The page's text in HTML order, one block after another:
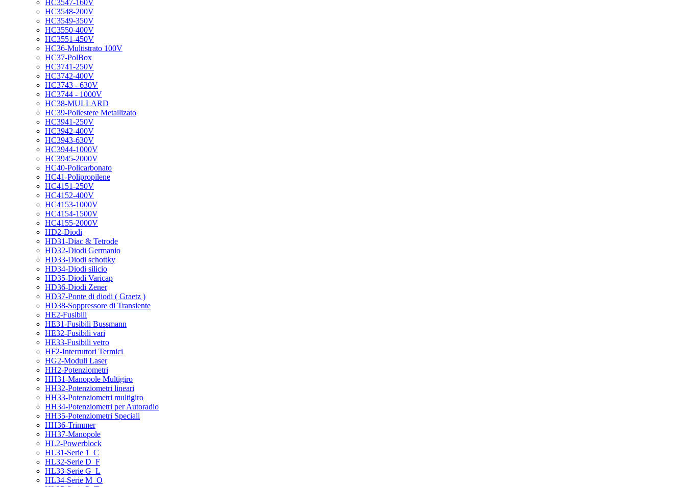
HC3547-160V
HC3548-200V
HC3549-350V
HC3550-400V
HC3551-450V
HC36-Multistrato 100V
HC37-PolBox
HC3741-250V
HC3742-400V
HC3743 - 630V
HC3744 - 1000V
HC38-MULLARD
HC39-Poliestere Metallizato
HC3941-250V
HC3942-400V
HC3943-630V
HC3944-1000V
HC3945-2000V
HC40-Policarbonato
HC41-Polipropilene
HC4151-250V
HC4152-400V
HC4153-1000V
HC4154-1500V
HC4155-2000V
HD2-Diodi
HD31-Diac & Tetrode
HD32-Diodi Germanio
HD33-Diodi schottky
HD34-Diodi silicio
HD35-Diodi Varicap
HD36-Diodi Zener
HD37-Ponte di diodi ( Graetz )
HD38-Soppressore di Transiente
HE2-Fusibili
HE31-Fusibili Bussmann
HE32-Fusibili vari
HE33-Fusibili vetro
HF2-Interruttori Termici
HG2-Moduli Laser
HH2-Potenziometri
HH31-Manopole Multigiro
HH32-Potenziometri lineari
HH33-Potenziometri multigiro
HH34-Potenziometri per Autoradio
HH35-Potenziometri Speciali
HH36-Trimmer
HH37-Manopole
HL2-Powerblock
HL31-Serie 1_C
HL32-Serie D_F
HL33-Serie G_L
HL34-Serie M_O